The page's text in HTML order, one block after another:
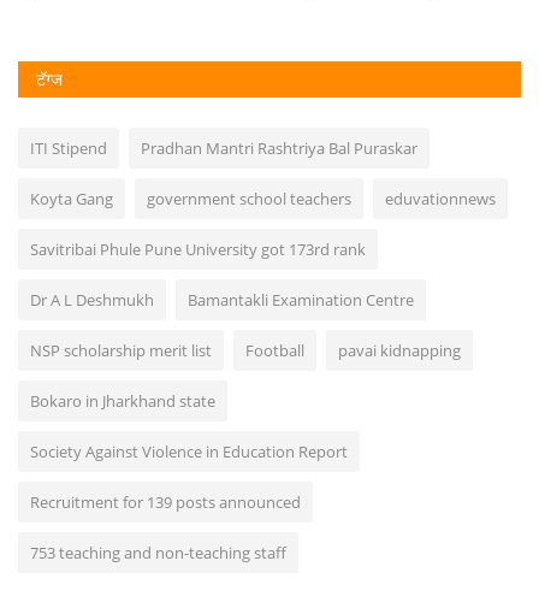
टॅग्ज
ITI Stipend Pradhan Mantri Rashtriya Bal Puraskar
Koyta Gang government school teachers eduvationnews
Savitribai Phule Pune University got 173rd rank
Dr A L Deshmukh Bamantakli Examination Centre
NSP scholarship merit list Football pavai kidnapping
Bokaro in Jharkhand state
Society Against Violence in Education Report
Recruitment for 139 posts announced
753 teaching and non-teaching staff